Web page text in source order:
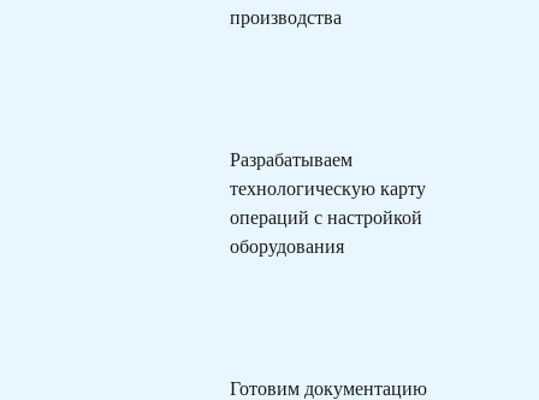
производства
Разрабатываем
технологическую карту
операций с настройкой
оборудования
Готовим документацию